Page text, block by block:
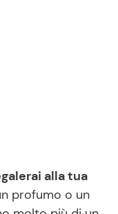
alla tua
profumo o un